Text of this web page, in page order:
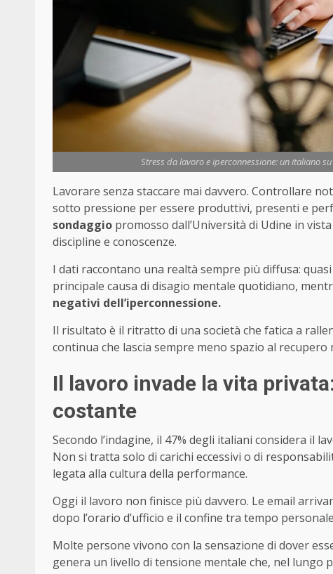
Stress da lavoro e iperconnessione: un italiano
Lavorare senza staccare mai davvero. Controllare
sotto pressione per essere produttivi, presenti e
sondaggio promosso dall’Università di Udine in
discipline e conoscenze.
I dati raccontano una realtà sempre più diffusa: quasi
principale causa di disagio mentale quotidiano,
negativi dell’iperconnessione.
Il risultato è il ritratto di una società che fatica a
continua che lascia sempre meno spazio al recupero
Il lavoro invade la vita
costante
Secondo l’indagine, il 47% degli italiani considera il
Non si tratta solo di carichi eccessivi o di
legata alla cultura della performance.
Oggi il lavoro non finisce più davvero. Le email
dopo l’orario d’ufficio e il confine tra tempo
Molte persone vivono con la sensazione di dover
genera un livello di tensione mentale che, nel